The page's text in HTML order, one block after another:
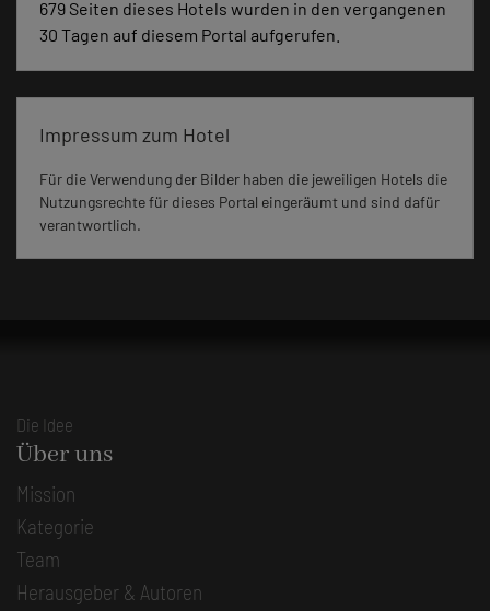
679 Seiten dieses Hotels wurden in den vergangenen
30 Tagen auf diesem Portal aufgerufen.
Impressum zum Hotel
Für die Verwendung der Bilder haben die jeweiligen Hotels die
Nutzungsrechte für dieses Portal eingeräumt und sind dafür
verantwortlich.
Die Idee
Über uns
Mission
Kategorie
Team
Herausgeber & Autoren